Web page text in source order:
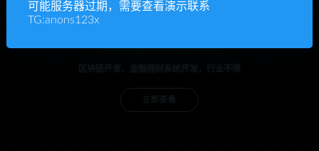
区块链开发，金融理财系统开发，行业不限
立即查看
可能服务器过期，需要查看演示联系
TG:anons123x